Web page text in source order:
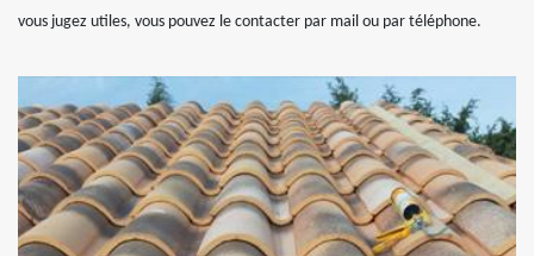
vous jugez utiles, vous pouvez le contacter par mail ou par téléphone.